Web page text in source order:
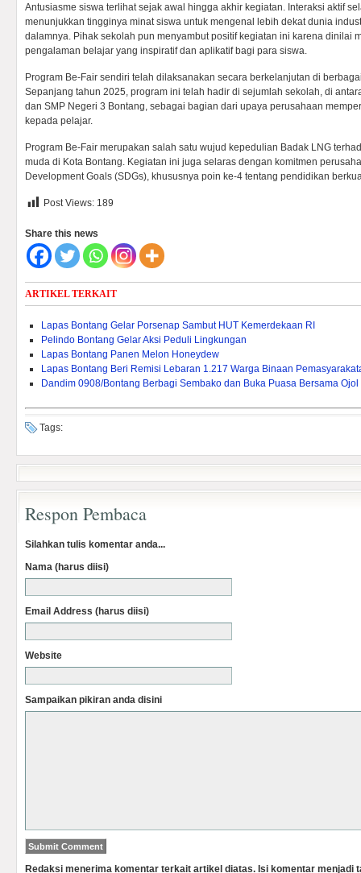
Antusiasme siswa terlihat sejak awal hingga akhir kegiatan. Interaksi aktif
menunjukkan tingginya minat siswa untuk mengenal lebih dekat dunia
dalamnya. Pihak sekolah pun menyambut positif kegiatan ini karena dinilai
pengalaman belajar yang inspiratif dan aplikatif bagi para siswa.
Program Be-Fair sendiri telah dilaksanakan secara berkelanjutan di
Sepanjang tahun 2025, program ini telah hadir di sejumlah sekolah, di
dan SMP Negeri 3 Bontang, sebagai bagian dari upaya perusahaan
kepada pelajar.
Program Be-Fair merupakan salah satu wujud kepedulian Badak LNG
muda di Kota Bontang. Kegiatan ini juga selaras dengan komitmen
Development Goals (SDGs), khususnya poin ke-4 tentang pendidikan
Post Views: 189
Share this news
ARTIKEL TERKAIT
Lapas Bontang Gelar Porsenap Sambut HUT Kemerdekaan RI
Pelindo Bontang Gelar Aksi Peduli Lingkungan
Lapas Bontang Panen Melon Honeydew
Lapas Bontang Beri Remisi Lebaran 1.217 Warga Binaan
Dandim 0908/Bontang Berbagi Sembako dan Buka Puasa Bersama Ojol
Tags:
Respon Pembaca
Silahkan tulis komentar anda...
Nama (harus diisi)
Email Address (harus diisi)
Website
Sampaikan pikiran anda disini
Redaksi menerima komentar terkait artikel diatas. Isi komentar menjadi